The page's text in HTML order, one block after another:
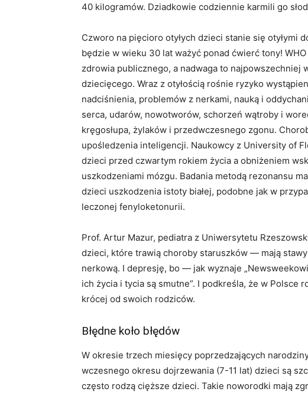
40 kilogramów. Dziadkowie codziennie karmili go
Czworo na pięcioro otyłych dzieci stanie się otyłymi
będzie w wieku 30 lat ważyć ponad ćwierć tony!
zdrowia publicznego, a nadwaga to najpowszechniej
dziecięcego. Wraz z otyłością rośnie ryzyko
nadciśnienia, problemów z nerkami, nauką i
serca, udarów, nowotworów, schorzeń wątroby i
kręgosłupa, żylaków i przedwczesnego zgonu.
upośledzenia inteligencji. Naukowcy z University of
dzieci przed czwartym rokiem życia a obniżeniem
uszkodzeniami mózgu. Badania metodą rezonansu
dzieci uszkodzenia istoty białej, podobne jak w
leczonej fenyloketonurii.
Prof. Artur Mazur, pediatra z Uniwersytetu
dzieci, które trawią choroby staruszków — mają
nerkową. I depresję, bo — jak wyznaje
ich życia i tycia są smutne”. I podkreśla, że w
krócej od swoich rodziców.
Błędne koło błędów
W okresie trzech miesięcy poprzedzających
wczesnego okresu dojrzewania (7-11 lat) dzieci są
często rodzą cięższe dzieci. Takie noworodki mają